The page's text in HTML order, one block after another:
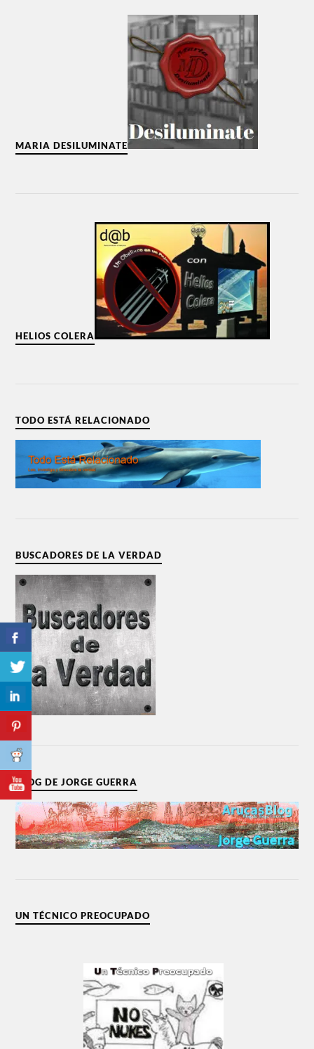
MARIA DESILUMINATE
HELIOS COLERA
TODO ESTÁ RELACIONADO
BUSCADORES DE LA VERDAD
BLOG DE JORGE GUERRA
UN TÉCNICO PREOCUPADO